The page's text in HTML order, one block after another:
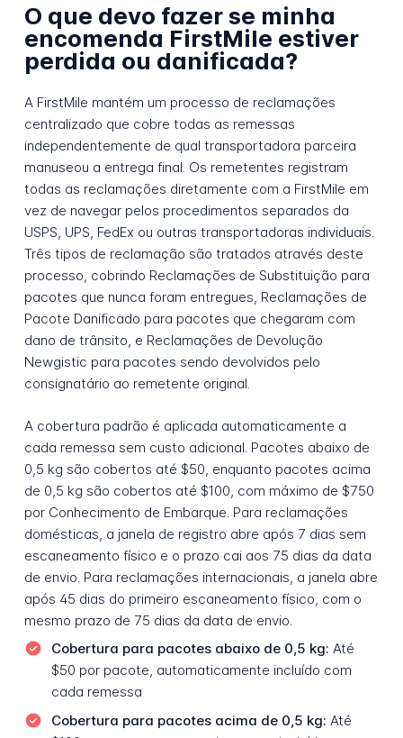
O que devo fazer se minha
encomenda FirstMile estiver
perdida ou danificada?
A FirstMile mantém um processo de reclamações
centralizado que cobre todas as remessas
independentemente de qual transportadora parceira
manuseou a entrega final. Os remetentes registram
todas as reclamações diretamente com a FirstMile em
vez de navegar pelos procedimentos separados da
USPS, UPS, FedEx ou outras transportadoras individuais.
Três tipos de reclamação são tratados através deste
processo, cobrindo Reclamações de Substituição para
pacotes que nunca foram entregues, Reclamações de
Pacote Danificado para pacotes que chegaram com
dano de trânsito, e Reclamações de Devolução
Newgistic para pacotes sendo devolvidos pelo
consignatário ao remetente original.
A cobertura padrão é aplicada automaticamente a
cada remessa sem custo adicional. Pacotes abaixo de
0,5 kg são cobertos até $50, enquanto pacotes acima
de 0,5 kg são cobertos até $100, com máximo de $750
por Conhecimento de Embarque. Para reclamações
domésticas, a janela de registro abre após 7 dias sem
escaneamento físico e o prazo cai aos 75 dias da data
de envio. Para reclamações internacionais, a janela abre
após 45 dias do primeiro escaneamento físico, com o
mesmo prazo de 75 dias da data de envio.
Cobertura para pacotes abaixo de 0,5 kg: Até
$50 por pacote, automaticamente incluído com
cada remessa
Cobertura para pacotes acima de 0,5 kg: Até